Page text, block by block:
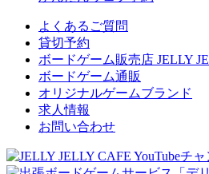
よくあるご質問
貸切予約
ボードゲーム販売店 JELLY
ボードゲーム通販
オリジナルゲームブランド
求人情報
お問い合わせ